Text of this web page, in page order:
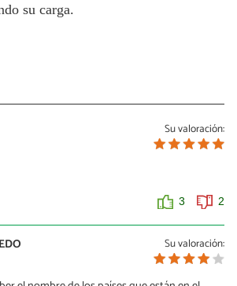
su carga.
Su valoración:
3 2
Su valoración: